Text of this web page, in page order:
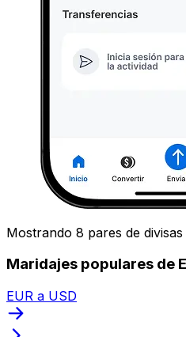
Mostrando 8 pares de
Maridajes populares de
EUR a USD